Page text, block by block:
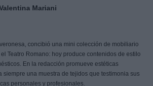
Mariani
concibió una mini colección de mobiliario
Teatro Romano: hoy produce contenidos de estilo
En la redacción promueve estéticas
siempre una muestra de tejidos que testimonia sus
personales y profesionales.